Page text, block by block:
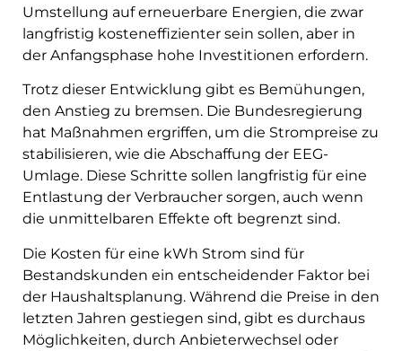
Umstellung auf erneuerbare Energien, die zwar
langfristig kosteneffizienter sein sollen, aber in
der Anfangsphase hohe Investitionen erfordern.
Trotz dieser Entwicklung gibt es Bemühungen,
den Anstieg zu bremsen. Die Bundesregierung
hat Maßnahmen ergriffen, um die Strompreise zu
stabilisieren, wie die Abschaffung der EEG-
Umlage. Diese Schritte sollen langfristig für eine
Entlastung der Verbraucher sorgen, auch wenn
die unmittelbaren Effekte oft begrenzt sind.
Die Kosten für eine kWh Strom sind für
Bestandskunden ein entscheidender Faktor bei
der Haushaltsplanung. Während die Preise in den
letzten Jahren gestiegen sind, gibt es durchaus
Möglichkeiten, durch Anbieterwechsel oder